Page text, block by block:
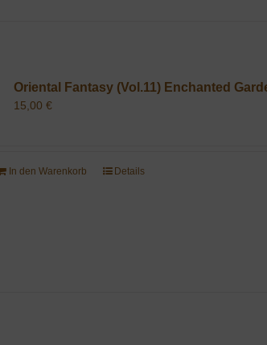
Oriental Fantasy (Vol.11) Enchanted
15,00 €
In den Warenkorb Details